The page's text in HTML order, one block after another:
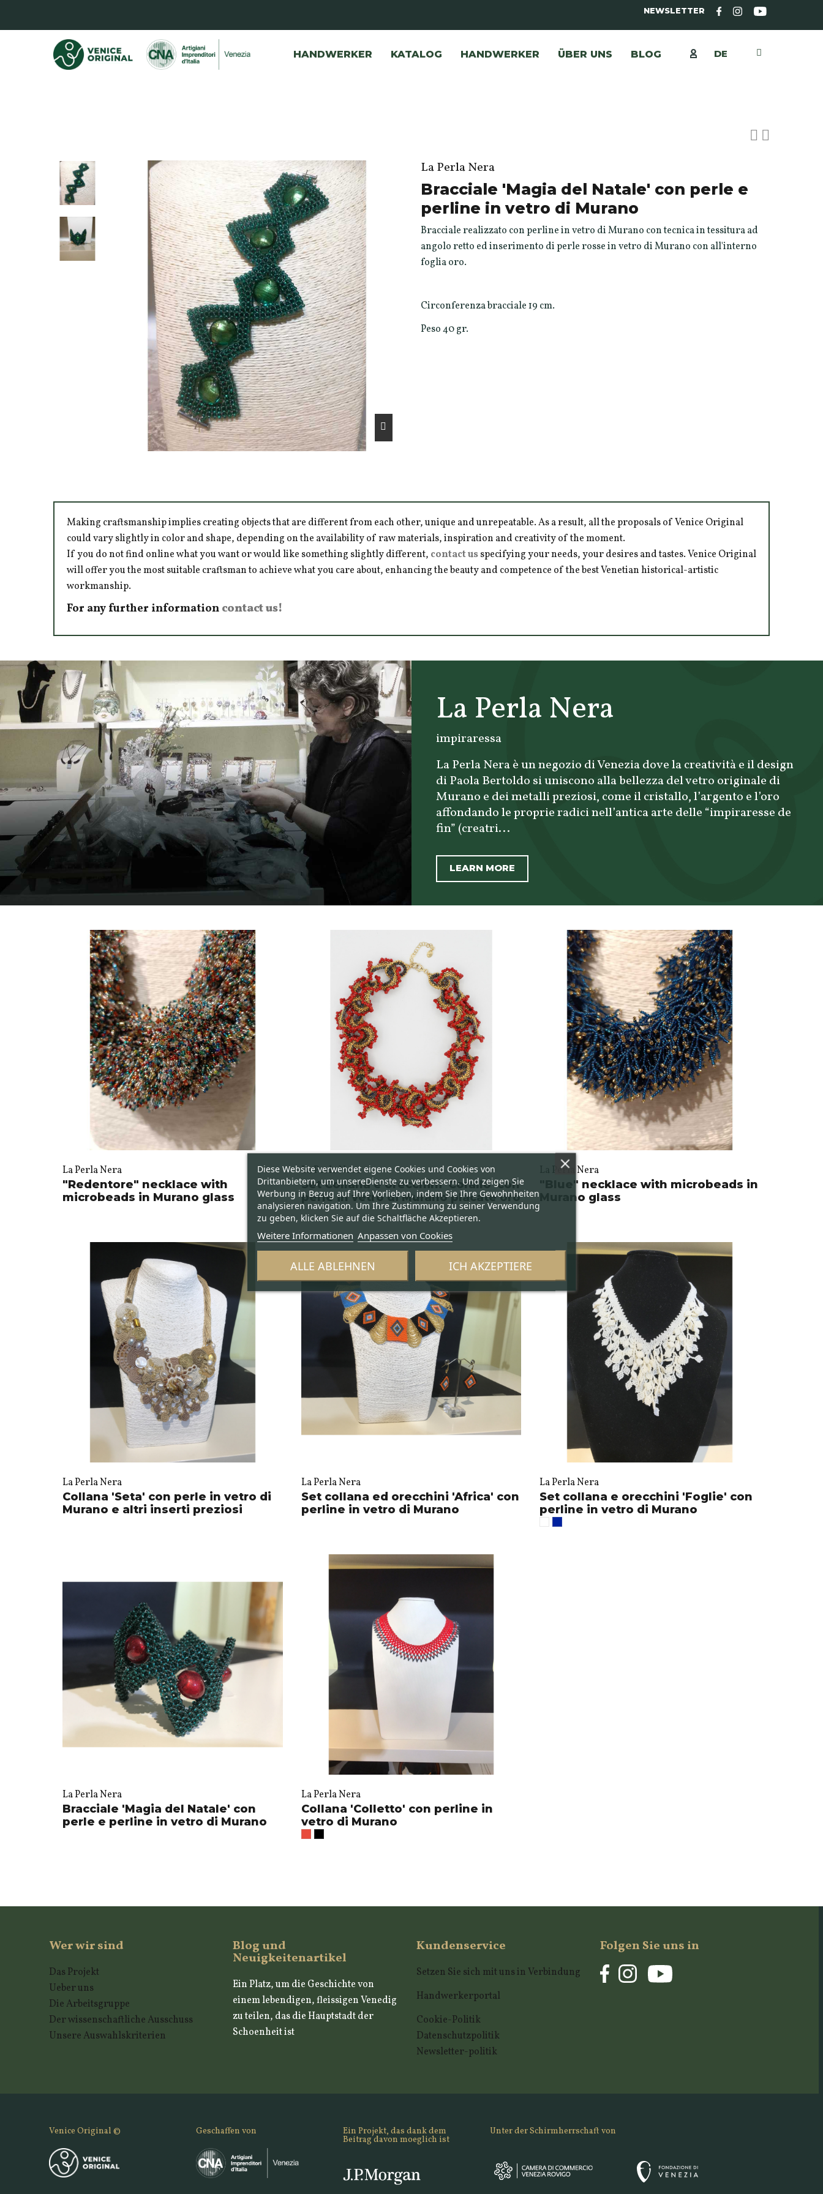
NEWSLETTER
HANDWERKER KATALOG HANDWERKER ÜBER UNS BLOG DE
La Perla Nera
Bracciale 'Magia del Natale' con perle e
perline in vetro di Murano
Bracciale realizzato con perline in vetro di Murano con tecnica in tessitura ad
angolo retto ed inserimento di perle rosse in vetro di Murano con all'interno
foglia oro.
Circonferenza bracciale 19 cm.
Peso 40 gr.
Making craftsmanship implies creating objects that are different from each other, unique and unrepeatable. As a result, all the proposals of Venice Original
could vary slightly in color and shape, depending on the availability of raw materials, inspiration and creativity of the moment.
If you do not find online what you want or would like something slightly different, contact usspecifying your needs, your desires and tastes. Venice Original
will offer you the most suitable craftsman to achieve what you care about, enhancing the beauty and competence of the best Venetian historical-artistic
workmanship.
For any further information contact us!
La Perla Nera
impiraressa
La Perla Nera è un negozio di Venezia dove la creatività e il design
di Paola Bertoldo si uniscono alla bellezza del vetro originale di
Murano e dei metalli preziosi, come il cristallo, l’argento e l’oro
affondando le proprie radici nell’antica arte delle “impiraresse de
fin” (creatri...
LEARN MORE
La Perla Nera
"Redentore" necklace with
microbeads in Murano glass
La Perla Nera
Set Collana e orecchini 'Corallo' con
perle in vetro di Murano placate oro
La Perla Nera
"Blue" necklace with microbeads in
Murano glass
La Perla Nera
Collana 'Seta' con perle in vetro di
Murano e altri inserti preziosi
La Perla Nera
Set collana ed orecchini 'Africa' con
perline in vetro di Murano
La Perla Nera
Set collana e orecchini 'Foglie' con
perline in vetro di Murano
La Perla Nera
Bracciale 'Magia del Natale' con
perle e perline in vetro di Murano
La Perla Nera
Collana 'Colletto' con perline in
vetro di Murano
Wer wir sind
Das Projekt
Ueber uns
Die Arbeitsgruppe
Der wissenschaftliche Ausschuss
Unsere Auswahlskriterien
Blog und
Neuigkeitenartikel
Ein Platz, um die Geschichte von
einem lebendigen, fleissigen Venedig
zu teilen, das die Hauptstadt der
Schoenheit ist
Kundenservice
Setzen Sie sich mit uns in Verbindung
Handwerkerportal
Cookie-Politik
Datenschutzpolitik
Newsletter-politik
Folgen Sie uns in
Venice Original © Geschaffen von Ein Projekt, das dank dem
Beitrag davon moeglich ist
Unter der Schirmherrschaft von
Diese Website verwendet eigene Cookies und Cookies von
Drittanbietern, um unsereDienste zu verbessern. Und zeigen Sie
Werbung in Bezug auf Ihre Vorlieben, indem Sie Ihre Gewohnheiten
analysieren navigation. Um Ihre Zustimmung zu seiner Verwendung
zu geben, klicken Sie auf die Schaltfläche Akzeptieren.
Weitere Informationen Anpassen von Cookies
ALLE ABLEHNEN ICH AKZEPTIERE